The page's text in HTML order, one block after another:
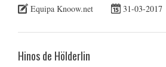
Equipa Knoow.net
31-03-2017
Hinos de Hölderlin